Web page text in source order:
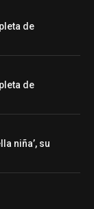
de
de
niña’, su